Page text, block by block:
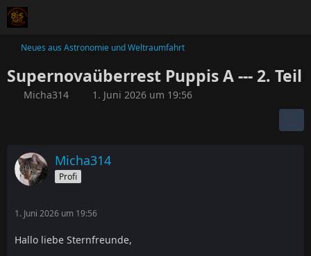
Neues aus Astronomie und Weltraumfahrt
Supernovaüberrest Puppis A --- 2. Teil
Micha314 1. Juni 2026 um 19:56
Micha314
Profi
1. Juni 2026 um 19:56
Hallo liebe Sternfreunde,